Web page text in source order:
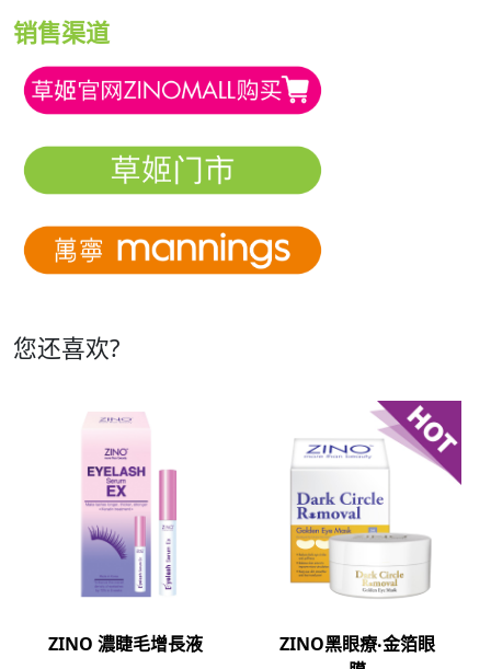
销售渠道
您还喜欢?
毛增長液
ZINO黑眼療‧金箔眼
草姬 亮目